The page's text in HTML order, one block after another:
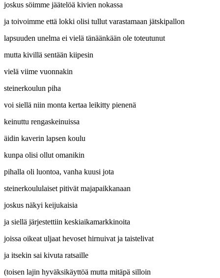
joskus söimme jäätelöä kivien nokassa
ja toivoimme että lokki olisi tullut varastamaan jätskipallon
lapsuuden unelma ei vielä tänäänkään ole toteutunut
mutta kivillä sentään kiipesin
vielä viime vuonnakin
steinerkoulun piha
voi siellä niin monta kertaa leikitty pienenä
keinuttu rengaskeinuissa
äidin kaverin lapsen koulu
kunpa olisi ollut omanikin
pihalla oli luontoa, vanha kuusi jota
steinerkoululaiset pitivät majapaikkanaan
joskus näkyi keijukaisia
ja siellä järjestettiin keskiaikamarkkinoita
joissa oikeat uljaat hevoset hirnuivat ja taistelivat
ja itsekin sai kivuta ratsaille
(toisen lajin hyväksikäyttöä mutta mitäpä silloin